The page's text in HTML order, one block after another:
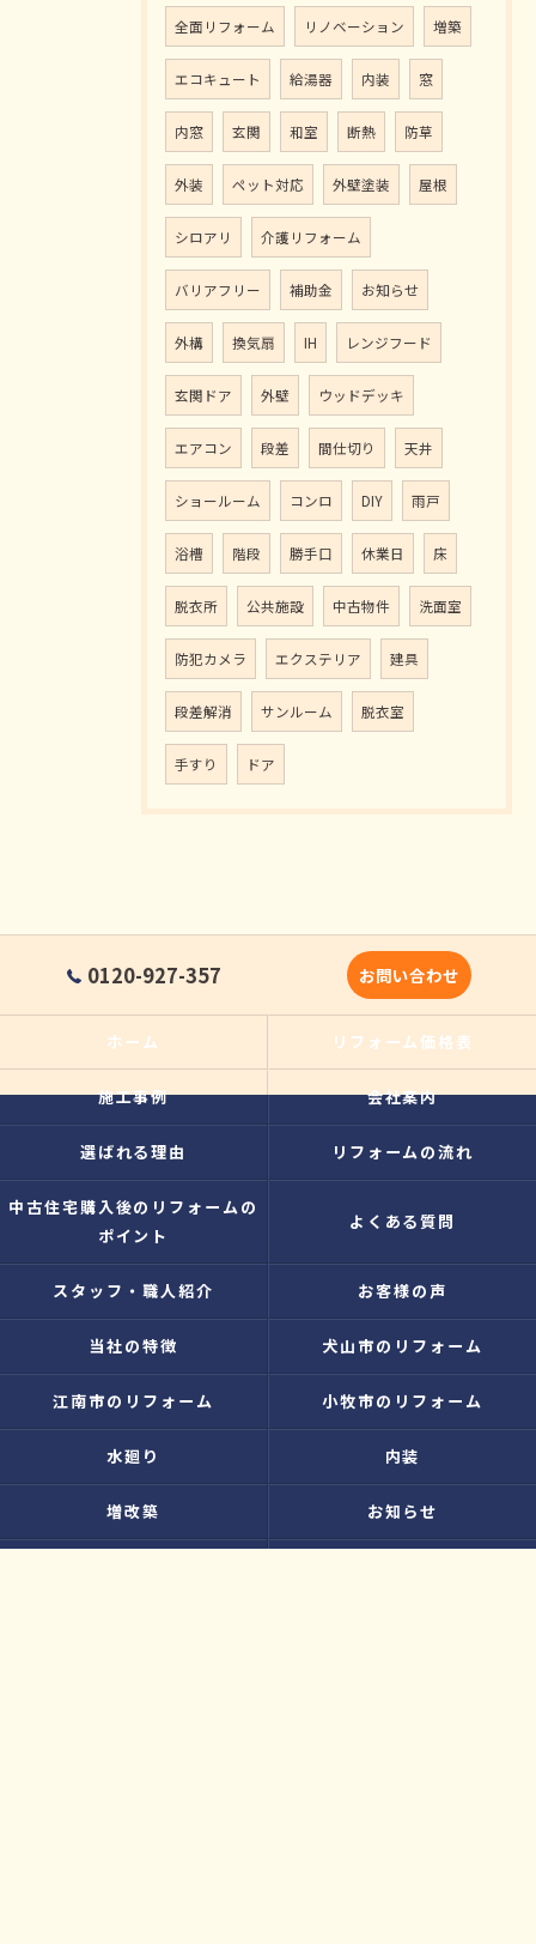
全面リフォーム リノベーション 増築
エコキュート 給湯器 内装 窓
内窓 玄関 和室 断熱 防草
外装 ペット対応 外壁塗装 屋根
シロアリ 介護リフォーム
バリアフリー 補助金 お知らせ
外構 換気扇 IH レンジフード
玄関ドア 外壁 ウッドデッキ
エアコン 段差 間仕切り 天井
ショールーム コンロ DIY 雨戸
浴槽 階段 勝手口 休業日 床
脱衣所 公共施設 中古物件 洗面室
防犯カメラ エクステリア 建具
段差解消 サンルーム 脱衣室
手すり ドア
0120-927-357 お問い合わせ
ホーム リフォーム価格表
施工事例 会社案内
選ばれる理由 リフォームの流れ
中古住宅購入後のリフォームの
ポイント
よくある質問
スタッフ・職人紹介 お客様の声
当社の特徴 犬山市のリフォーム
江南市のリフォーム 小牧市のリフォーム
水廻り 内装
増改築 お知らせ